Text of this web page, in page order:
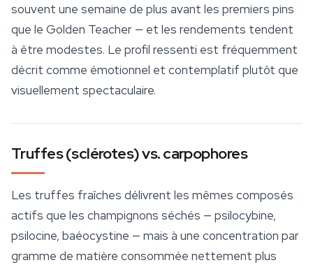
souvent une semaine de plus avant les premiers pins
que le Golden Teacher — et les rendements tendent
à être modestes. Le profil ressenti est fréquemment
décrit comme émotionnel et contemplatif plutôt que
visuellement spectaculaire.
Truffes (sclérotes) vs. carpophores
Les truffes fraîches délivrent les mêmes composés
actifs que les champignons séchés — psilocybine,
psilocine, baéocystine — mais à une concentration par
gramme de matière consommée nettement plus